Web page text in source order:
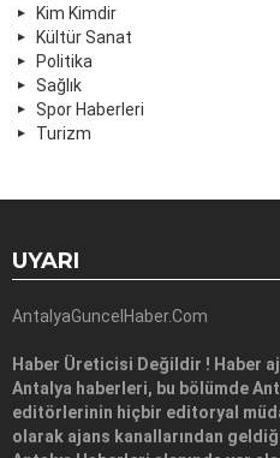
Kim Kimdir
Kültür Sanat
Politika
Sağlık
Spor Haberleri
Turizm
UYARI
AntalyaGuncelHaber.Com
Haber Üreticisi Değildir ! Haber
Antalya haberleri, bu bölümde
editörlerinin hiçbir editoryal
olarak ajans kanallarından